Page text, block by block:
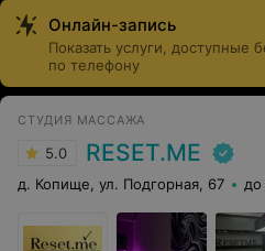
Онлайн-запись
Показать услуги, доступные
по телефону
СТУДИЯ МАССАЖА
5.0 RESET.ME
д. Копище, ул. Подгорная, 67